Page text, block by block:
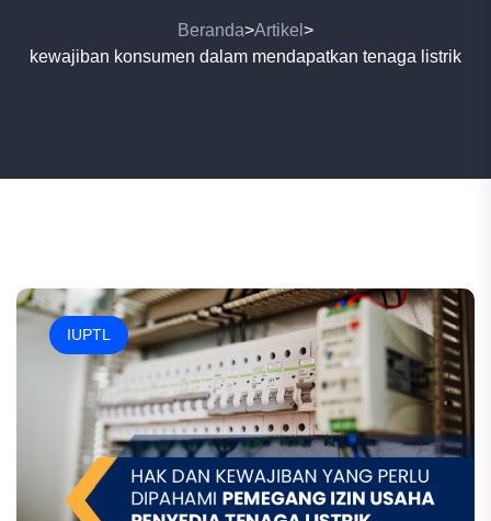
Beranda>Artikel >
kewajiban konsumen dalam mendapatkan tenaga listrik
IUPTL